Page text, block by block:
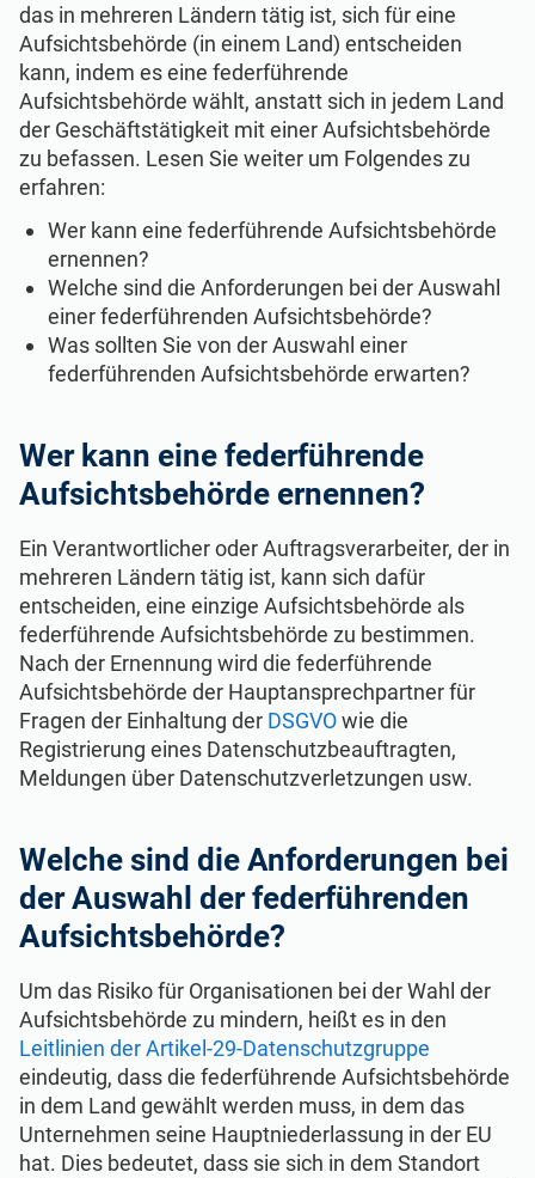
ISO 45001
ISO 13485
ISO 20000
ISO 22301
ISO 17025
AS9100
Bildungswesen
Telekommunikation
Staatliche Stellen
Gesundheitsorganisationen
Medizinprodukte
Automobilindustrie
Laboratorien
das in mehreren Ländern tätig ist, sich für eine
Aufsichtsbehörde (in einem Land) entscheiden
kann, indem es eine federführende
Aufsichtsbehörde wählt, anstatt sich in jedem Land
der Geschäftstätigkeit mit einer Aufsichtsbehörde
zu befassen. Lesen Sie weiter um Folgendes zu
erfahren:
Wer kann eine federführende Aufsichtsbehörde
ernennen?
Welche sind die Anforderungen bei der Auswahl
einer federführenden Aufsichtsbehörde?
Was sollten Sie von der Auswahl einer
federführenden Aufsichtsbehörde erwarten?
Wer kann eine federführende
Aufsichtsbehörde ernennen?
Ein Verantwortlicher oder Auftragsverarbeiter, der in
mehreren Ländern tätig ist, kann sich dafür
entscheiden, eine einzige Aufsichtsbehörde als
federführende Aufsichtsbehörde zu bestimmen.
Nach der Ernennung wird die federführende
Aufsichtsbehörde der Hauptansprechpartner für
Fragen der Einhaltung der DSGVOwie die
Registrierung eines Datenschutzbeauftragten,
Meldungen über Datenschutzverletzungen usw.
Welche sind die Anforderungen bei
der Auswahl der federführenden
Aufsichtsbehörde?
Um das Risiko für Organisationen bei der Wahl der
Aufsichtsbehörde zu mindern, heißt es in den
Leitlinien der Artikel-29-Datenschutzgruppe
eindeutig, dass die federführende Aufsichtsbehörde
in dem Land gewählt werden muss, in dem das
Unternehmen seine Hauptniederlassung in der EU
hat. Dies bedeutet, dass sie sich in dem Standort